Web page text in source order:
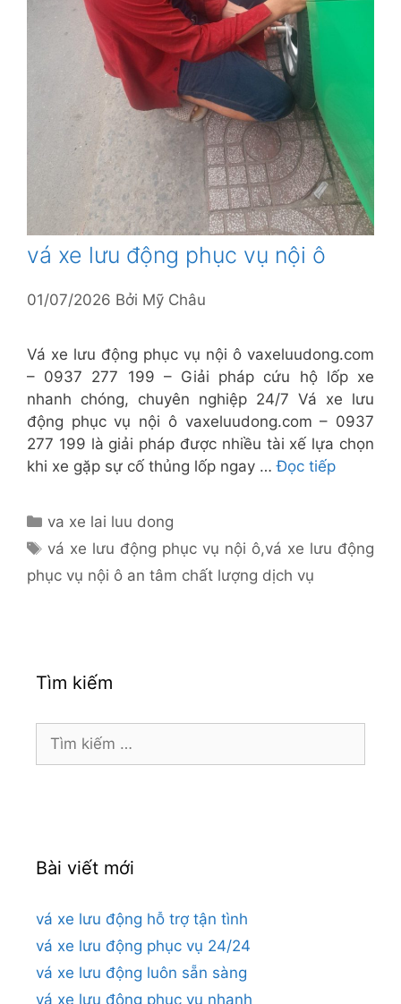
vá xe lưu động phục vụ nội ô
01/07/2026 Bởi Mỹ Châu
Vá xe lưu động phục vụ nội ô vaxeluudong.com
– 0937 277 199 – Giải pháp cứu hộ lốp xe
nhanh chóng, chuyên nghiệp 24/7 Vá xe lưu
động phục vụ nội ô vaxeluudong.com – 0937
277 199 là giải pháp được nhiều tài xế lựa chọn
khi xe gặp sự cố thủng lốp ngay …Đọc tiếp
Danh
mục
va xe lai luu dong
Thẻ
vá xe lưu động phục vụ nội ô,vá xe lưu động
phục vụ nội ô an tâm chất lượng dịch vụ
Tìm kiếm
Tìm
kiếm
Bài viết mới
vá xe lưu động hỗ trợ tận tình
vá xe lưu động phục vụ 24/24
vá xe lưu động luôn sẵn sàng
vá xe lưu động phục vụ nhanh